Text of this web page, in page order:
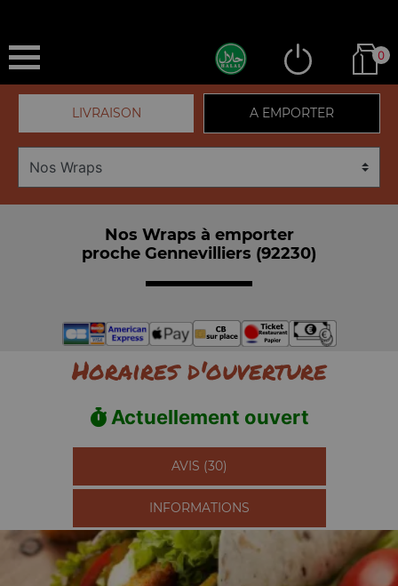
0
LIVRAISON A EMPORTER
Nos Wraps à emporter
proche Gennevilliers (92230)
Horaires d'ouverture
Actuellement ouvert
AVIS (30)
INFORMATIONS